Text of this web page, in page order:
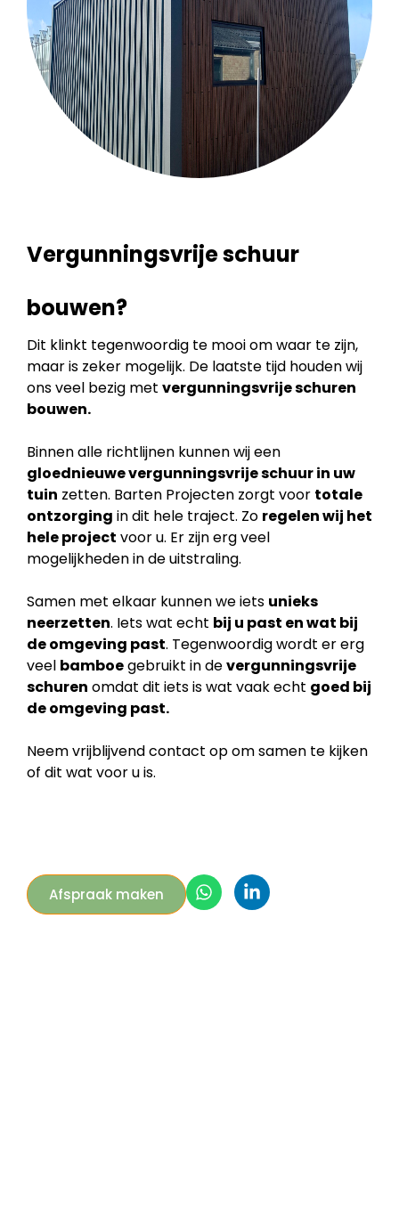
Vergunningsvrije schuur
bouwen?
Dit klinkt tegenwoordig te mooi om waar te zijn,
maar is zeker mogelijk. De laatste tijd houden wij
ons veel bezig met vergunningsvrije schuren
bouwen.
Binnen alle richtlijnen kunnen wij een
gloednieuwe vergunningsvrije schuur in uw
tuin zetten. Barten Projecten zorgt voor totale
ontzorging in dit hele traject. Zo regelen wij het
hele project voor u. Er zijn erg veel
mogelijkheden in de uitstraling.
Samen met elkaar kunnen we iets unieks
neerzetten. Iets wat echt bij u past en wat bij
deomgeving past. Tegenwoordig wordt er erg
veel bamboegebruikt in devergunningsvrije
schuren omdat dit iets is wat vaak echt goed bij
de omgeving past.
Neem vrijblijvend contact op om samen te kijken
of dit wat voor u is.
Afspraak maken